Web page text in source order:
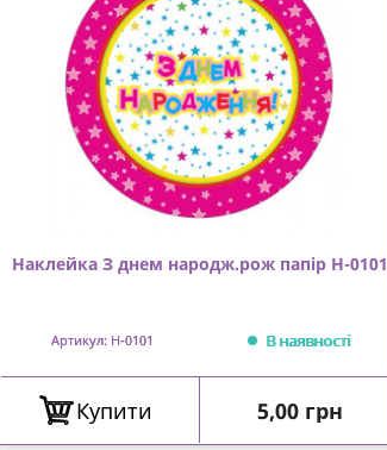
Наклейка З днем народж.рож папір Н-0101
Артикул: Н-0101 В наявності
Купити Ціна
5,00 грн